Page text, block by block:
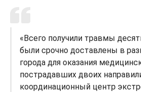
«Всего получили травмы
были срочно доставлены в
города для оказания
пострадавших двоих
координационный центр